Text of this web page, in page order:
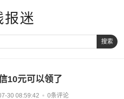
报迷
搜索
10元可以领了
30 08:59:42 0条评论